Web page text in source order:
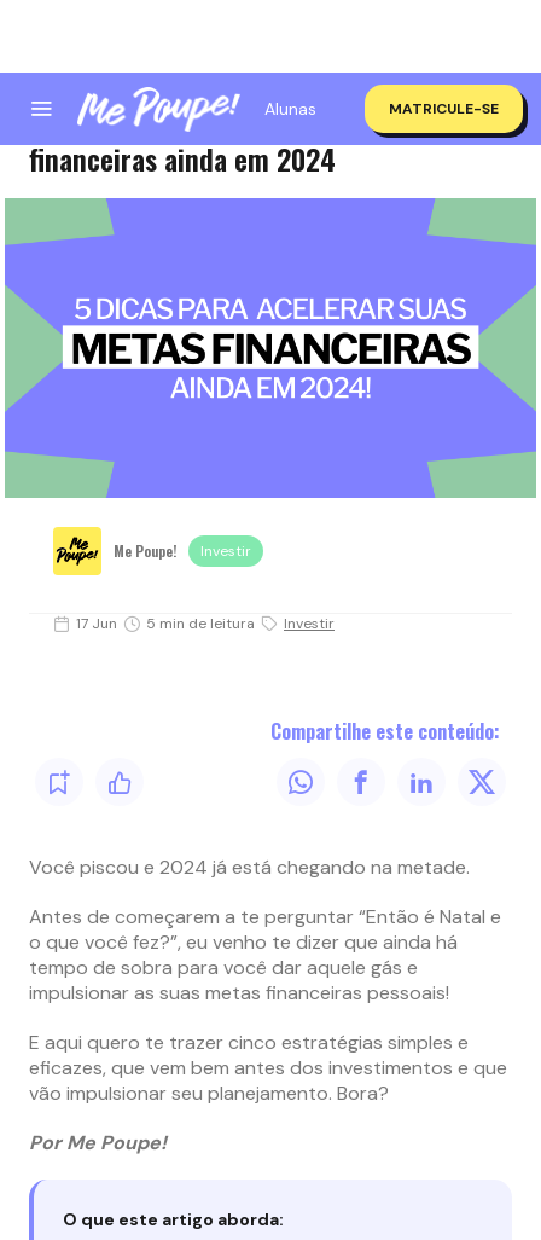
Alunas MATRICULE-SE
5 dicas para acelerar suas metas
financeiras ainda em 2024
Me Poupe! Investir
17 Jun 5 min de leitura Investir
Compartilhe este conteúdo:
Você piscou e 2024 já está chegando na metade.
Antes de começarem a te perguntar “Então é Natal e
o que você fez?”, eu venho te dizer que ainda há
tempo de sobra para você dar aquele gás e
impulsionar as suas metas financeiras pessoais!
E aqui quero te trazer cinco estratégias simples e
eficazes, que vem bem antes dos investimentos e que
vão impulsionar seu planejamento. Bora?
Por Me Poupe!
O que este artigo aborda: